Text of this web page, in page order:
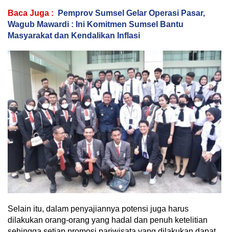
Baca Juga :
Pemprov Sumsel Gelar Operasi Pasar,
Wagub Mawardi : Ini Komitmen Sumsel Bantu
Masyarakat dan Kendalikan Inflasi
Selain itu, dalam penyajiannya potensi juga harus
dilakukan orang-orang yang hadal dan penuh ketelitian